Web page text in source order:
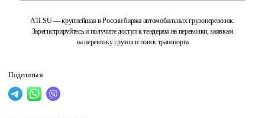
ATI.SU — крупнейшая в России биржа автомобильных грузоперевозок.
Зарегистрируйтесь и получите доступ к тендерам на перевозки, заявкам
на перевозку грузов и поиск транспорта
Поделиться